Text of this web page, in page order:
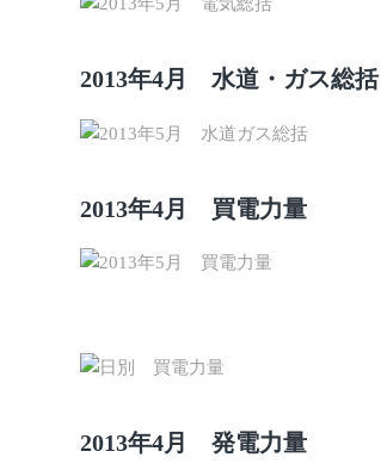
2013年4月 水道・ガス総括
2013年4月 買電力量
2013年4月 発電力量